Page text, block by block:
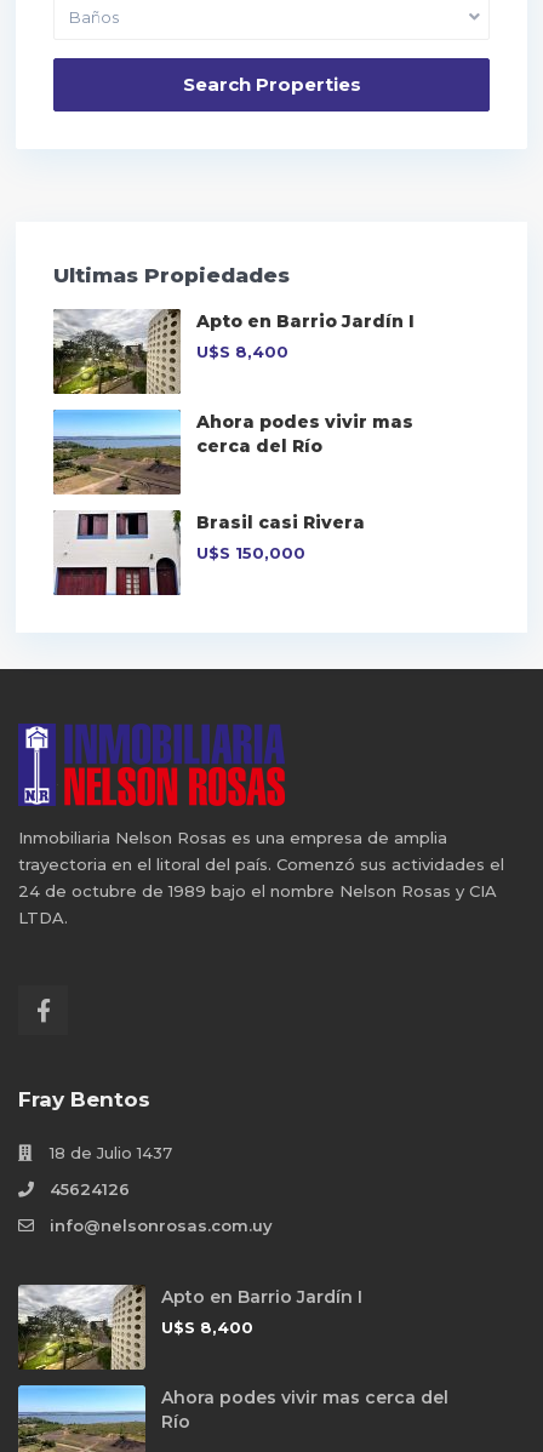
Baños
Ultimas Propiedades
Apto en Barrio Jardín I
U$S 8,400
Ahora podes vivir mas
cerca del Río
Brasil casi Rivera
U$S 150,000
Inmobiliaria Nelson Rosas es una empresa de amplia
trayectoria en el litoral del país. Comenzó sus actividades el
24 de octubre de 1989 bajo el nombre Nelson Rosas y CIA
LTDA.
Fray Bentos
18 de Julio 1437
45624126
info@nelsonrosas.com.uy
Apto en Barrio Jardín I
U$S 8,400
Ahora podes vivir mas cerca del
Río